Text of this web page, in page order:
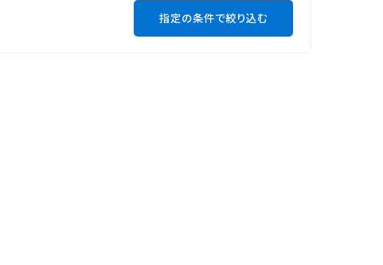
指定の条件で絞り込む